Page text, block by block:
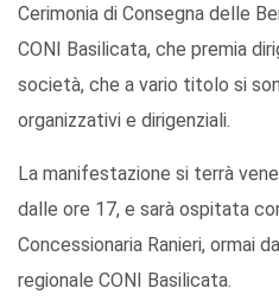
Cerimonia di Consegna delle
CONI Basilicata, che premia
società, che a vario titolo si
organizzativi e dirigenziali.
La manifestazione si terrà
dalle ore 17, e sarà ospitata
Concessionaria Ranieri, ormai
regionale CONI Basilicata.